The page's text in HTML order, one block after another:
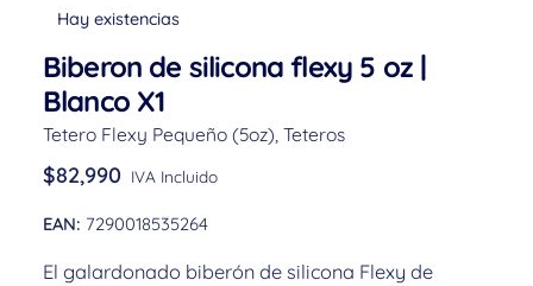
Hay existencias
Biberon de silicona flexy 5 oz |
Blanco X1
Tetero Flexy Pequeño (5oz), Teteros
$82,990 IVA Incluido
EAN: 7290018535264
El galardonado biberón de silicona Flexy de